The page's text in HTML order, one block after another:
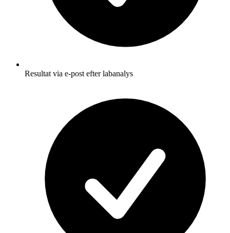
Resultat via e-post efter labanalys